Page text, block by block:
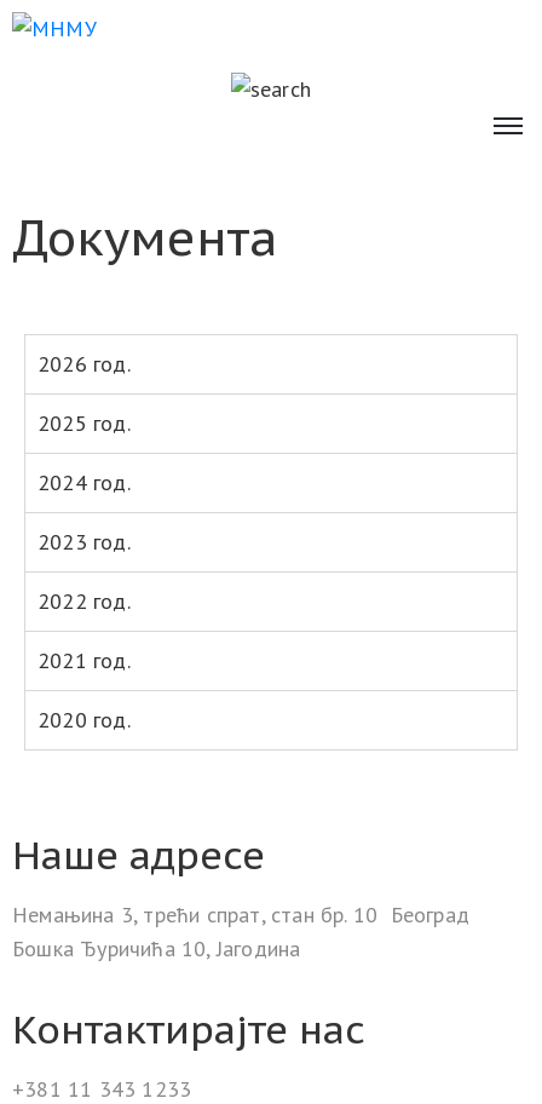
Документа
2026 год.
2025 год.
2024 год.
2023 год.
2022 год.
2021 год.
2020 год.
Наше адресе
Немањина 3, трећи спрат, стан бр. 10 Београд
Бошка Ђуричића 10, Јагодина
Контактирајте нас
+381 11 343 1233